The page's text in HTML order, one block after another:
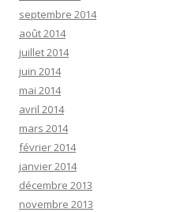
septembre 2014
août 2014
juillet 2014
juin 2014
mai 2014
avril 2014
mars 2014
février 2014
janvier 2014
décembre 2013
novembre 2013